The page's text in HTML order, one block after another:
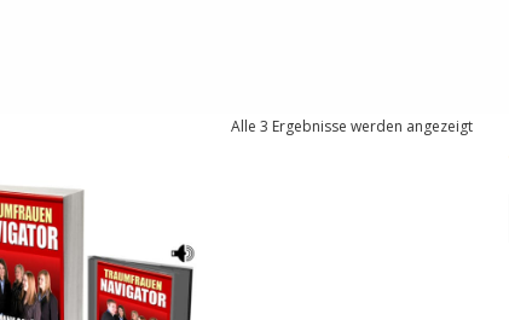
Alle 3 Ergebnisse werden angezeigt